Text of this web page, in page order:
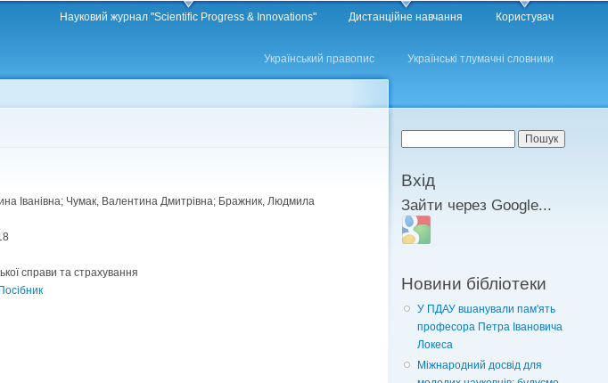
Науковий журнал "Scientific Progress & Innovations" Дистанційне навчання Користувач
Український правопис Українські тлумачні словники
Іванівна; Чумак, Валентина Дмитрівна; Бражник, Людмила
справи та страхування
Посібник
Пошукова форма
Вхід
Зайти через Google...
Login with Google
Новини бібліотеки
У ПДАУ вшанували пам'ять
професора Петра Івановича
Локеса
Міжнародний досвід для